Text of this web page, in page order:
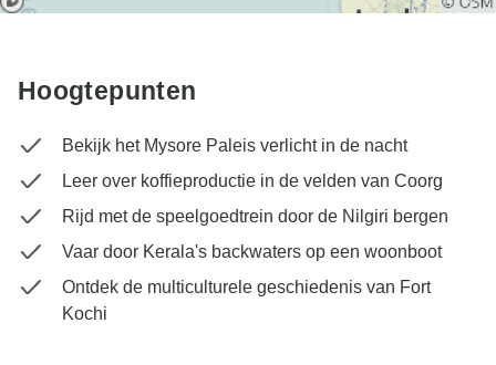
Hoogtepunten
Bekijk het Mysore Paleis verlicht in de nacht
Leer over koffieproductie in de velden van Coorg
Rijd met de speelgoedtrein door de Nilgiri bergen
Vaar door Kerala's backwaters op een woonboot
Ontdek de multiculturele geschiedenis van Fort
Kochi